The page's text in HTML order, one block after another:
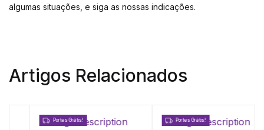
algumas situações, e siga as nossas indicações.
Artigos Relacionados
Portes Grátis! Portes Grátis!